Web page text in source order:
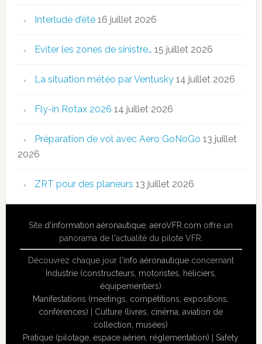
Interlude d’été 16 juillet 2026
Eviter les zones de sinistre… 15 juillet 2026
La situation météo par Ventusky 14 juillet 2026
Fly-in Rotax 2026 14 juillet 2026
Préparation de vol avec Aero GoNoGo 13 juillet
2026
ZRT pour des planeurs 13 juillet 2026
Site d'information aéronautique ,aeroVFR.com offre un
panorama de l'actualité du pilote VFR.
Découvrez chaque jour l'info aéronautiqueconcernant
Industrie (constructeurs, motoristes, héliciers,
équipementiers)
Manifestations (meetings, compétitions, expositions,
conférences)
Culture (livres, cinéma, aviation de
collection, musées)
Pratique (pilotage, espace aérien, réglementation) |Safety